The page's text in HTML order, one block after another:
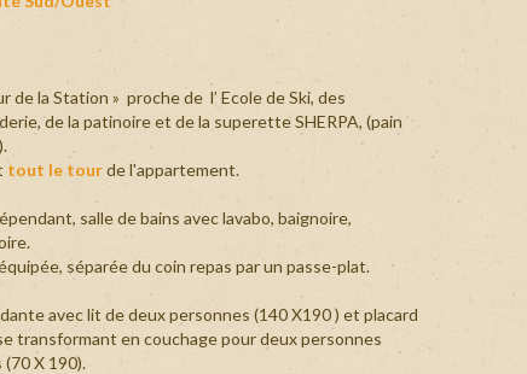
emporter dans votre
sentiers de randonnée à la découverte
PARC DE LA VANOISE, ou en hiver
sera mis en œuvre pour que votre séjour
et des commodités,
dans votre appartement
de randonnée à la
le PARC DE LA
du ski, tout sera mis en
de la Station » proche de l’ Ecole de Ski, des
de la patinoire et de la superette SHERPA, (pain
tout le tourde l'appartement.
salle de bains avec lavabo, baignoire,
séparée du coin repas par un passe-plat.
avec lit de deux personnes (140 X190 ) et placard
transformant en couchage pour deux personnes
X 190).
Mot
de
passe
oublié
Login